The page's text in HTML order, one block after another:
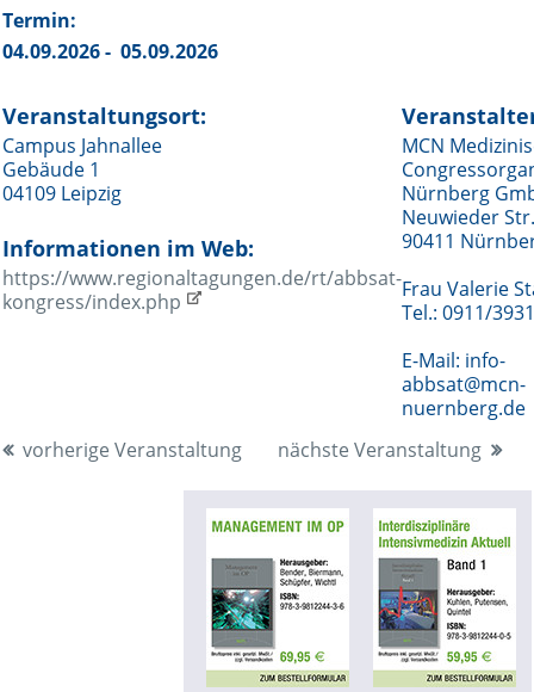
Termin:
04.09.2026 - 05.09.2026
Veranstaltungsort:
Campus Jahnallee
Gebäude 1
04109 Leipzig
Informationen im Web:
https://www.regionaltagungen.de/rt/abbsat-
kongress/index.php
MCN
Nürnberg
Neuwieder
90411
Frau Valerie
Tel.: 0911/
E-Mail: info-
abbsat@mcn-
nuernberg.de
vorherige Veranstaltung
nächste Veranstaltung